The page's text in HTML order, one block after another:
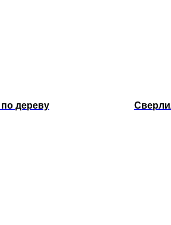
дереву